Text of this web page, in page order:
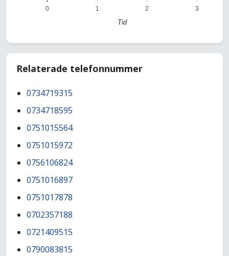
0 1 2 3
Tid
Relaterade telefonnummer
0734719315
0734718595
0751015564
0751015972
0756106824
0751016897
0751017878
0702357188
0721409515
0790083815